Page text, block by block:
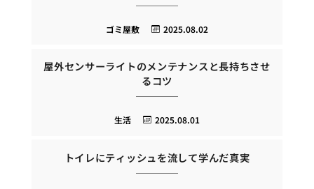
2025.08.02
ゴミ屋敷
屋外センサーライトのメンテナンスと長持ちさせ
るコツ
2025.08.01
生活
トイレにティッシュを流して学んだ真実